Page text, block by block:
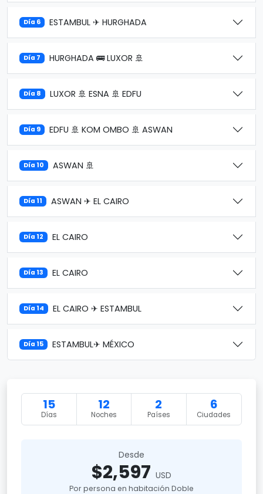
Día 6 ESTAMBUL ✈ HURGHADA
Día 7 HURGHADA 🚌 LUXOR 🚢
Día 8 LUXOR 🚢 ESNA 🚢 EDFU
Día 9 EDFU 🚢 KOM OMBO 🚢 ASWAN
Día 10 ASWAN 🚢
Día 11 ASWAN ✈ EL CAIRO
Día 12 EL CAIRO
Día 13 EL CAIRO
Día 14 EL CAIRO ✈ ESTAMBUL
Día 15 ESTAMBUL✈ MÉXICO
15
Días
12
Noches
2
Países
6
Ciudades
Desde
$2,597 USD
Por persona en habitación Doble